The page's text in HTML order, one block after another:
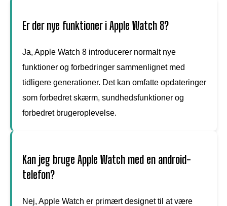
Er der nye funktioner i Apple Watch 8?
Ja, Apple Watch 8 introducerer normalt nye
funktioner og forbedringer sammenlignet med
tidligere generationer. Det kan omfatte opdateringer
som forbedret skærm, sundhedsfunktioner og
forbedret brugeroplevelse.
Kan jeg bruge Apple Watch med en android-
telefon?
Nej, Apple Watch er primært designet til at være